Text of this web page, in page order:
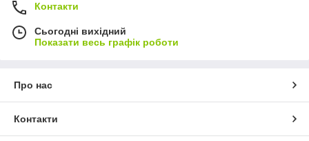
Контакти
Сьогодні вихідний
Показати весь графік роботи
Про нас
Контакти